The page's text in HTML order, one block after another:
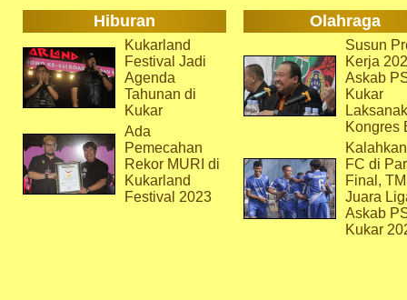
Hiburan Olahraga
Kukarland
Festival Jadi
Agenda
Tahunan di
Kukar
Ada
Pemecahan
Rekor MURI di
Kukarland
Festival 2023
Susun
Kerja
Askab
Kukar
Kongres
FC di
Final,
Juara
Askab
Kukar